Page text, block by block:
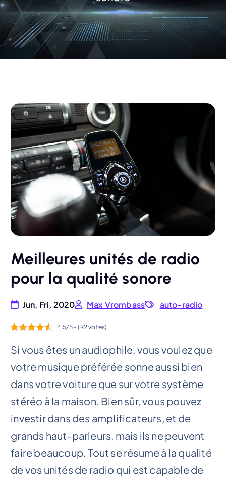
Meilleures unités de radio
pour la qualité sonore
Jun, Fri, 2020 Max Vrombass auto-radio
4.5/5 - (92 votes)
Si vous êtes un audiophile, vous voulez que
votre musique préférée sonne aussi bien
dans votre voiture que sur votre système
stéréo à la maison. Bien sûr, vous pouvez
investir dans des amplificateurs, et de
grands haut-parleurs, mais ils ne peuvent
faire beaucoup. Tout se résume à la qualité
de vos unités de radio qui est capable de